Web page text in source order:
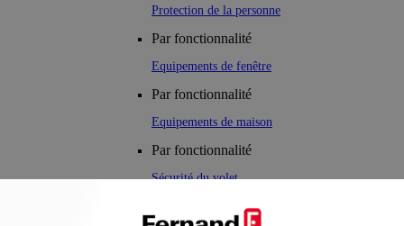
Protection de la personne
Par fonctionnalité
Equipements de fenêtre
Par fonctionnalité
Equipements de maison
Par fonctionnalité
Sécurité du volet
Par fonctionnalité